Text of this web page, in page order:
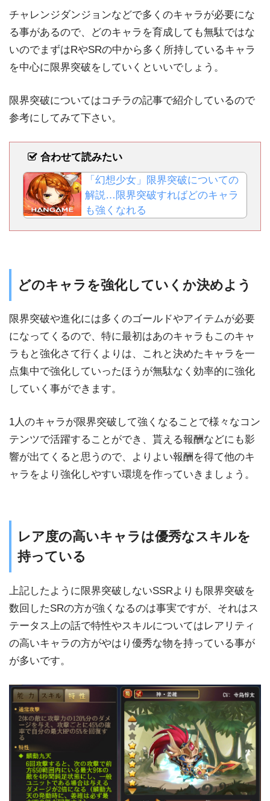
チャレンジダンジョンなどで多くのキャラが必要にな
る事があるので、どのキャラを育成しても無駄ではな
いのでまずはRやSRの中から多く所持しているキャラ
を中心に限界突破をしていくといいでしょう。
限界突破についてはコチラの記事で紹介しているので
参考にしてみて下さい。
合わせて読みたい
「幻想少女」限界突破についての
解説…限界突破すればどのキャラ
も強くなれる
どのキャラを強化していくか決めよう
限界突破や進化には多くのゴールドやアイテムが必要
になってくるので、特に最初はあのキャラもこのキャ
ラもと強化さて行くよりは、これと決めたキャラを一
点集中で強化していったほうが無駄なく効率的に強化
していく事ができます。
1人のキャラが限界突破して強くなることで様々なコン
テンツで活躍することができ、貰える報酬などにも影
響が出てくると思うので、よりよい報酬を得て他のキ
ャラをより強化しやすい環境を作っていきましょう。
レア度の高いキャラは優秀なスキルを
持っている
上記したように限界突破しないSSRよりも限界突破を
数回したSRの方が強くなるのは事実ですが、それはス
テータス上の話で特性やスキルについてはレアリティ
の高いキャラの方がやはり優秀な物を持っている事が
が多いです。